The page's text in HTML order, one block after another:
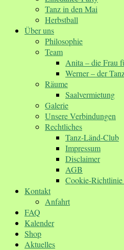
Tanz in den Mai
Herbstball
Über uns
Philosophie
Team
Anita – die Frau
Werner – der
Räume
Saalvermietung
Galerie
Unsere Verbindungen
Rechtliches
Tanz-Länd-Club
Impressum
Disclaimer
AGB
Cookie-
Kontakt
Anfahrt
FAQ
Kalender
Shop
Aktuelles